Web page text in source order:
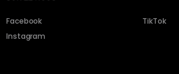
Facebook
Instagram
TikTok